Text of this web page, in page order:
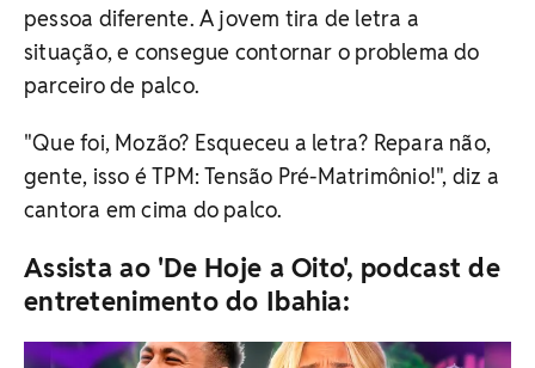
pessoa diferente. A jovem tira de letra a
situação, e consegue contornar o problema do
parceiro de palco.
"Que foi, Mozão? Esqueceu a letra? Repara não,
gente, isso é TPM: Tensão Pré-Matrimônio!", diz a
cantora em cima do palco.
Assista ao 'De Hoje a Oito', podcast de
entretenimento do Ibahia: